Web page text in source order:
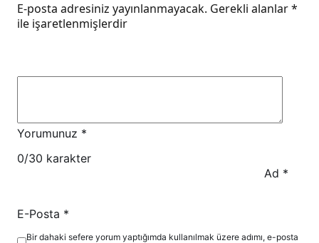
E-posta adresiniz yayınlanmayacak. Gerekli alanlar*
ile işaretlenmişlerdir
Yorumunuz *
0/30 karakter
Ad *
E-Posta *
Bir dahaki sefere yorum yaptığımda kullanılmak üzere adımı, e-posta